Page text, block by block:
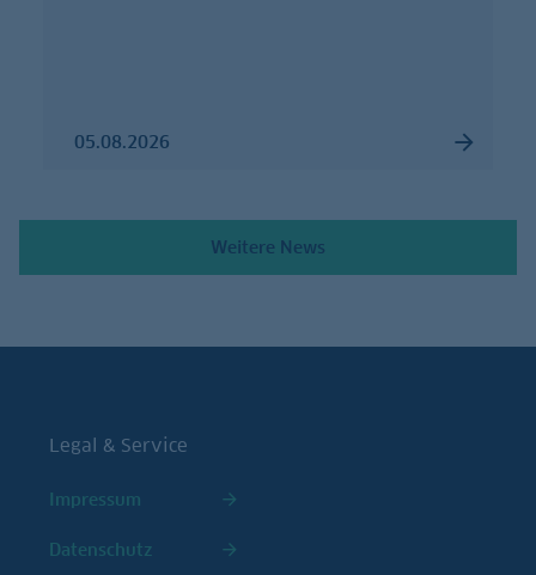
05.08.2026
Weitere News
Legal & Service
Impressum
Datenschutz